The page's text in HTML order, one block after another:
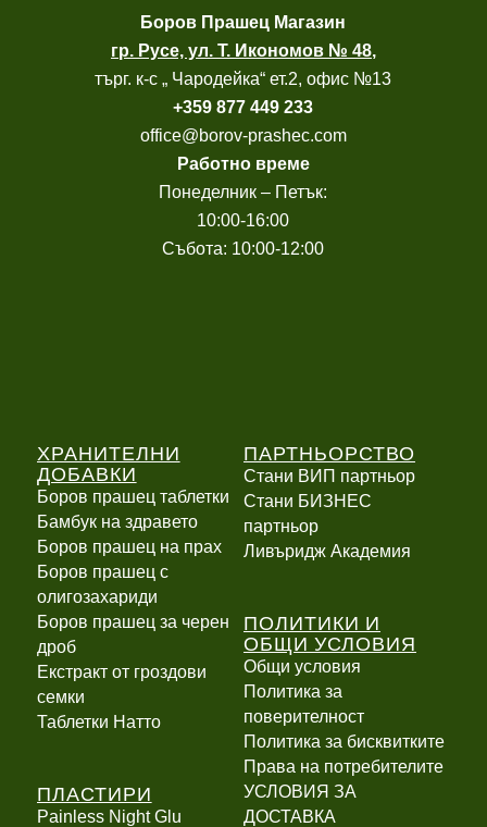
Боров Прашец Магазин
гр. Русе, ул. Т. Икономов № 48,
търг. к-с „ Чародейка“ ет.2, офис №13
+359 877 449 233
office@borov-prashec.com
Работно време
Понеделник – Петък:
10:00-16:00
Събота: 10:00-12:00
ХРАНИТЕЛНИ
ДОБАВКИ
Боров прашец таблетки
Бамбук на здравето
Боров прашец на прах
Боров прашец с
олигозахариди
Боров прашец за черен
дроб
Екстракт от гроздови
семки
Таблетки Натто
ПЛАСТИРИ
Painless Night Glu
ПАРТНЬОРСТВО
Стани ВИП партньор
Стани БИЗНЕС
партньор
Ливъридж Академия
ПОЛИТИКИ И
ОБЩИ УСЛОВИЯ
Общи условия
Политика за
поверителност
Политика за бисквитките
Права на потребителите
УСЛОВИЯ ЗА
ДОСТАВКА